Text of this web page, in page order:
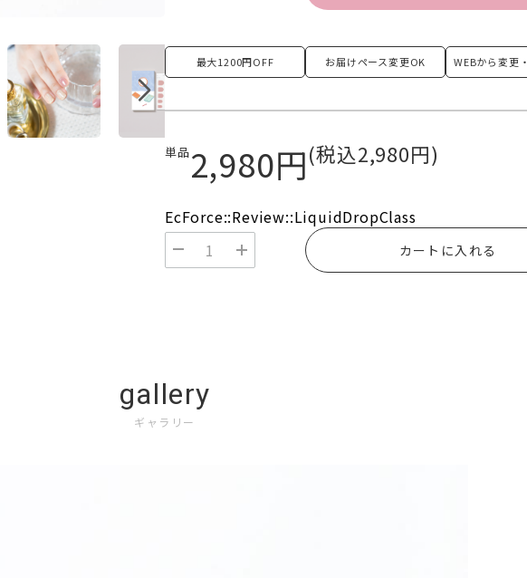
最大1200円OFF お届けペース変更OK WEBから変更・
単品2,980円(税込2,980円)
EcForce::Review::LiquidDropClass
カートに入れる
gallery
ギャラリー